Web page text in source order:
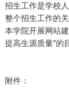
招生工作是学校
整个招生工作的
本学院开展网站
提高生源质量”的
附件：